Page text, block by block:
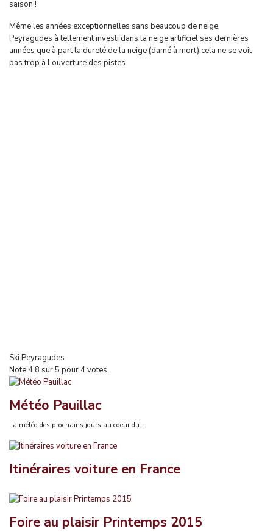
saison !
Même les années exceptionnelles sans beaucoup de neige,
Peyragudes à tellement investi dans la neige artificiel ses dernières
années que à part la dureté de la neige (damé à mort) cela ne se voit
pas trop à l'ouverture des pistes.
Ski Peyragudes
Note4.8 sur5 pour4votes.
Météo Pauillac
La météo des prochains jours au coeur du...
Itinéraires voiture en France
Foire au plaisir Printemps 2015